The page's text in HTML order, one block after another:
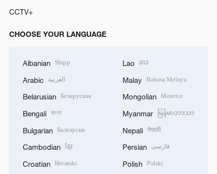
CCTV+
CHOOSE YOUR LANGUAGE
Albanian Shqip
Arabic العربية
Belarusian Беларуская
Bengali বাংলা
Bulgarian Български
Cambodian ខ្មែរ
Croatian Hrvatski
Lao ລາວ
Malay Bahasa Melayu
Mongolian Монгол
Myanmar မြန်မာဘာသာ
Nepali नेपाली
Persian فارسی
Polish Polski